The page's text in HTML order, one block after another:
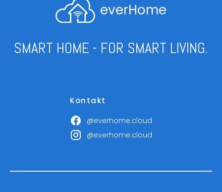
everHome
SMART HOME - FOR SMART LIVING.
Kontakt
@everhome.cloud
@everhome.cloud